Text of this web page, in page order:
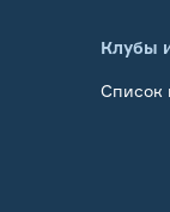
Клубы
Список